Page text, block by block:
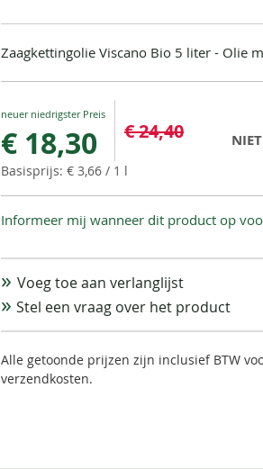
Zaagkettingolie Viscano Bio 5 liter - Olie
Special
Price
€ 18,30 € 24,40
€ 3,66 / 1 l
Informeer mij wanneer dit product op
Voeg toe aan verlanglijst
Stel een vraag over het product
Alle getoonde prijzen zijn inclusief BTW
verzendkosten.